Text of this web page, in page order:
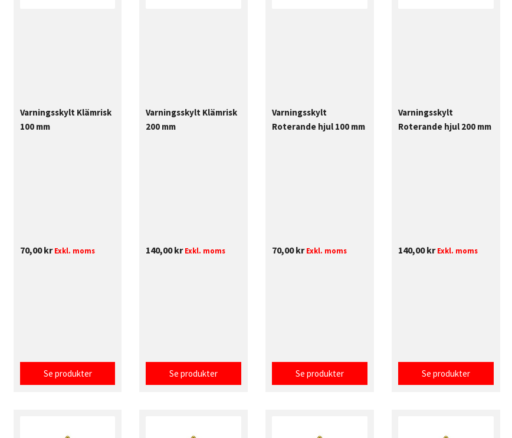
Varningsskylt Klämrisk
100 mm
70,00kr Exkl. moms
Se produkter
Varningsskylt Klämrisk
200 mm
140,00kr Exkl. moms
Se produkter
Varningsskylt
Roterande hjul 100 mm
70,00kr Exkl. moms
Se produkter
Varningsskylt
Roterande hjul 200 mm
140,00kr Exkl. moms
Se produkter